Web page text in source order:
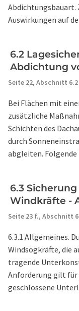
Abdichtungsbauart.
Auswirkungen auf
6.2
Abdichtung
Seite 22, Abschnitt 6.2
Bei Flächen mit
zusätzliche
Schichten des
durch
abgleiten. Folgende
6.3
Windkräfte -
Seite 23 f., Abschnitt
6.3.1 Allgemeines.
Windsogkräfte, die
tragende
Anforderung gilt für
geschlossene